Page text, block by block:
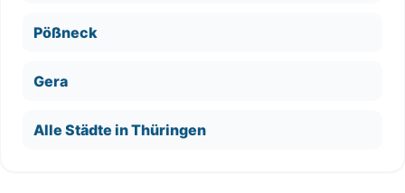
Pößneck
Gera
Alle Städte in Thüringen